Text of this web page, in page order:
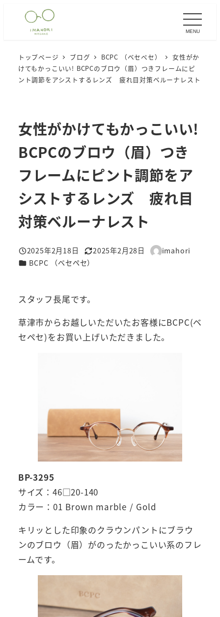
MENU
トップページ ブログ BCPC （ベセペセ）
女性がか
けてもかっこいい! BCPCのブロウ（眉）つきフレームにピ
ント調節をアシストするレンズ 疲れ目対策ベルーナレスト
女性がかけてもかっこいい!
BCPCのブロウ（眉）つき
フレームにピント調節をア
シストするレンズ 疲れ目
対策ベルーナレスト
投稿日
2025年2月18日
更新日
2025年2月28日
著
imahori
カテゴリー
BCPC （ベセペセ）
スタッフ長尾です。
草津市からお越しいただいたお客様にBCPC(ベ
セペセ)をお買い上げいただきました。
BP-3295
サイズ：46□20-140
カラー：01 Brown marble / Gold
キリッとした印象のクラウンパントにブラウ
ンのブロウ（眉）がのったかっこいい系のフレ
ームです。